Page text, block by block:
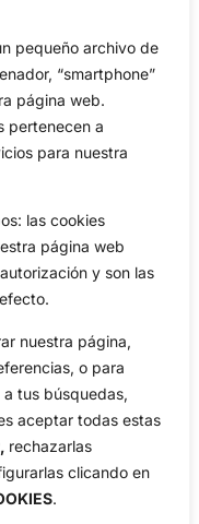
pequeño archivo de
“smartphone”
página web.
pertenecen a
para nuestra
las cookies
página web
y son las
nuestra página,
o para
tus búsquedas,
aceptar todas estas
rechazarlas
clicando en
.
Interés
por TecnoQuatre